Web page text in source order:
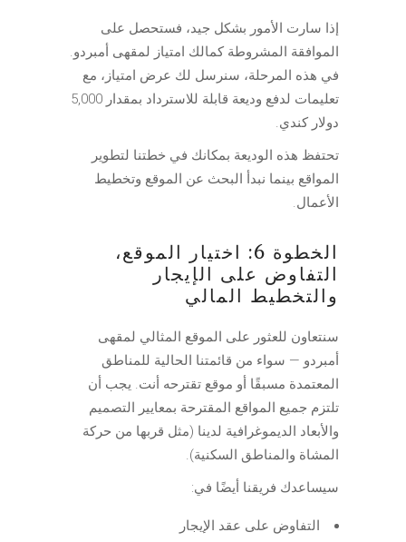
إذا سارت الأمور بشكل جيد، فستحصل على
الموافقة المشروطة كمالك امتياز لمقهى أمبردو.
في هذه المرحلة، سنرسل لك عرض امتياز، مع
تعليمات لدفع وديعة قابلة للاسترداد بمقدار 5,000
دولار كندي.
تحتفظ هذه الوديعة بمكانك في خطتنا لتطوير
المواقع بينما نبدأ البحث عن الموقع وتخطيط
الأعمال.
الخطوة 6: اختيار الموقع،
التفاوض على الإيجار
والتخطيط المالي
سنتعاون للعثور على الموقع المثالي لمقهى
أمبردو — سواء من قائمتنا الحالية للمناطق
المعتمدة مسبقًا أو موقع تقترحه أنت. يجب أن
تلتزم جميع المواقع المقترحة بمعايير التصميم
والأبعاد الديموغرافية لدينا (مثل قربها من حركة
المشاة والمناطق السكنية).
سيساعدك فريقنا أيضًا في:
التفاوض على عقد الإيجار